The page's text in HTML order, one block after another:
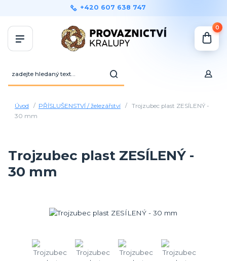
+420 607 638 747
0
Úvod PŘÍSLUŠENSTVÍ / železářství
Trojzubec plast ZESÍLENÝ -
30 mm
Trojzubec plast ZESÍLENÝ -
30 mm